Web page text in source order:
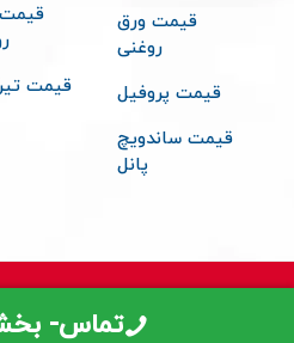
قیمت ورق
روغنی
قیمت پروفیل
قیمت ساندویچ
پانل
قیمت
طراحی توسط
تماس-